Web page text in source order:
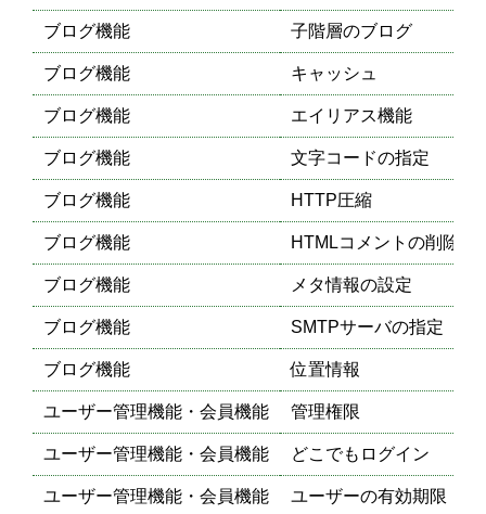
ブログ機能 子階層のブログ
ブログ機能 キャッシュ
ブログ機能 エイリアス機能
ブログ機能 文字コードの指定
ブログ機能 HTTP圧縮
ブログ機能 HTMLコメントの削除
ブログ機能 メタ情報の設定
ブログ機能 SMTPサーバの指定
ブログ機能 位置情報
ユーザー管理機能・会員機能 管理権限
ユーザー管理機能・会員機能 どこでもログイン
ユーザー管理機能・会員機能 ユーザーの有効期限